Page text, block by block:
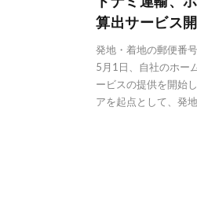
算出サービス
発地・着地の郵便番
5月1日、自社のホー
ービスの提供を開始
アを起点として、発